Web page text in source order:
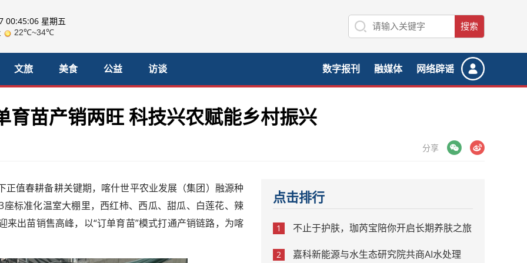
00:45:08 星期五
文旅 美食 公益 访谈 数字报刊 融媒体 网络辟谣
苗产销两旺 科技兴农赋能乡村振兴
分享
微博
值春耕备耕关键期，喀什世平农业发展（集团）融源种
标准化温室大棚里，西红柿、西瓜、甜瓜、白莲花、辣
出苗销售高峰，以“订单育苗”模式打通产销链路，为喀
点击排行
1 不止于护肤，珈芮宝陪你开启长期养肤之旅
2 嘉科新能源与水生态研究院共商AI水处理